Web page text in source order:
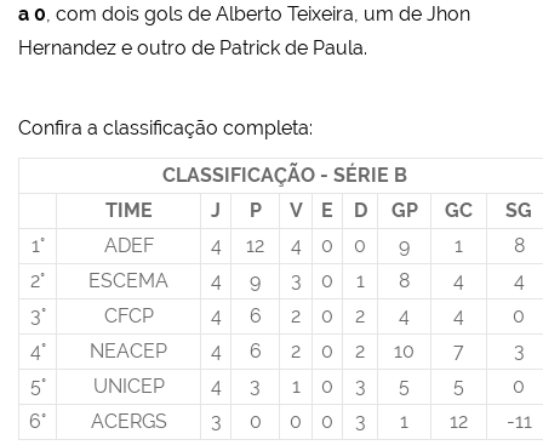
a 0 , com dois gols de Alberto Teixeira, um de Jhon
Hernandez e outro de Patrick de Paula.
Confira a classificação completa:
CLASSIFICAÇÃO - SÉRIE B
TIME
J P V E D GP GC
SG
1°
ADEF 4 12 4 0 0 9 1
8
2°
ESCEMA 4 9 3 0 1 8 4
4
3°
CFCP 4 6 2 0 2 4 4
0
4°
NEACEP 4 6 2 0 2 10 7
3
5°
UNICEP 4 3 1 0 3 5 5
0
6°
ACERGS 3 0 0 0 3 1 12 -11